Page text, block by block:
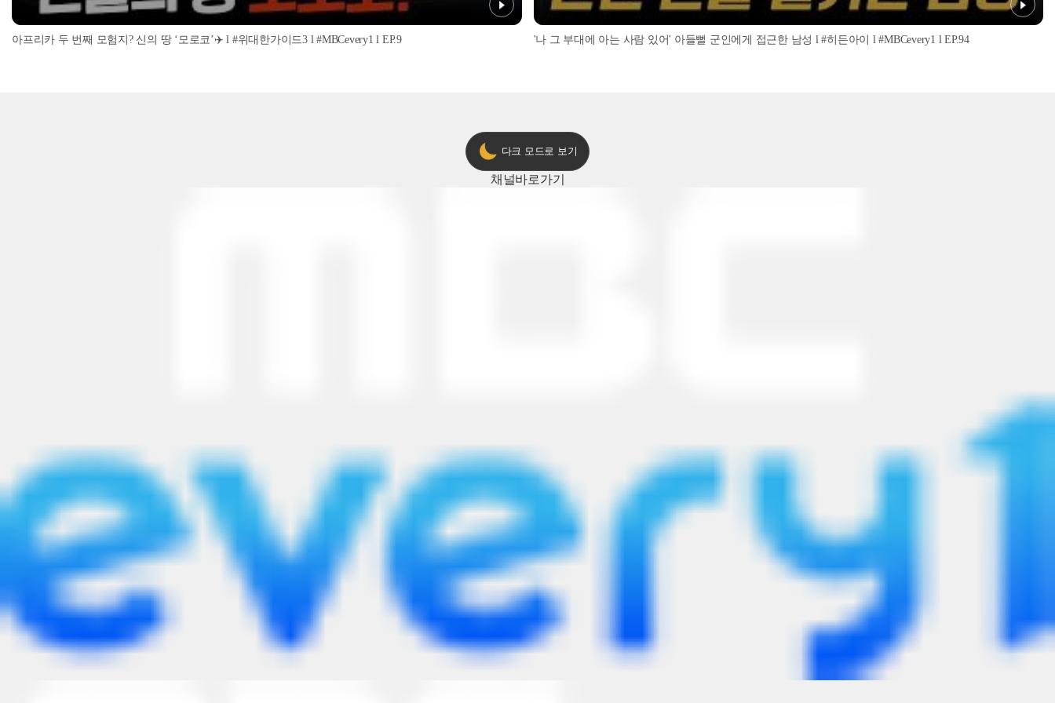
아프리카 두 번째 모험지? 신의 땅 ‘모로코’✈️ l #위대한가이드3 l #MBCevery1 l EP.9 '나 그 부대에 아는 사람 있어' 아들뻘 군인에게 접근한 남성 l #히든아이 l #MBCevery1 l EP.94
다크 모드로 보기
채널바로가기